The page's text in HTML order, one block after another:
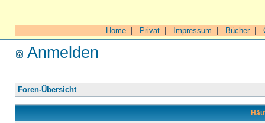
Home Privat Impressum Bücher|
Anmelden
Foren-Übersicht